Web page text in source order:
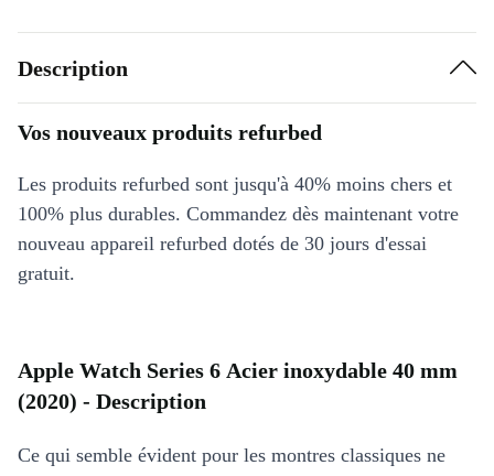
Description
Vos nouveaux produits refurbed
Les produits refurbed sont jusqu'à 40% moins chers et
100% plus durables. Commandez dès maintenant votre
nouveau appareil refurbed dotés de 30 jours d'essai
gratuit.
Apple Watch Series 6 Acier inoxydable 40 mm
(2020) - Description
Ce qui semble évident pour les montres classiques ne